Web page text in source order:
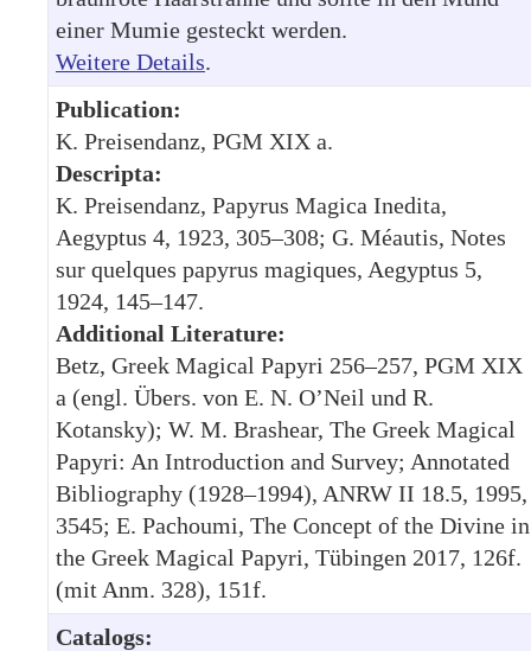
einer Mumie gesteckt werden.
Weitere Details.
Publication:
K. Preisendanz, PGM XIX a.
Descripta:
K. Preisendanz, Papyrus Magica Inedita,
Aegyptus 4, 1923, 305–308; G. Méautis, Notes
sur quelques papyrus magiques, Aegyptus 5,
1924, 145–147.
Additional Literature:
Betz, Greek Magical Papyri 256–257, PGM XIX
a (engl. Übers. von E. N. O’Neil und R.
Kotansky); W. M. Brashear, The Greek Magical
Papyri: An Introduction and Survey; Annotated
Bibliography (1928–1994), ANRW II 18.5, 1995,
3545; E. Pachoumi, The Concept of the Divine in
the Greek Magical Papyri, Tübingen 2017, 126f.
(mit Anm. 328), 151f.
Catalogs: